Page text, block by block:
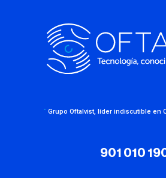
· Grupo Oftalvist, líder indiscutible en
901 010